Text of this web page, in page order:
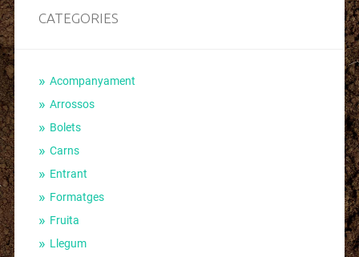
CATEGORIES
Acompanyament
Arrossos
Bolets
Carns
Entrant
Formatges
Fruita
Llegum